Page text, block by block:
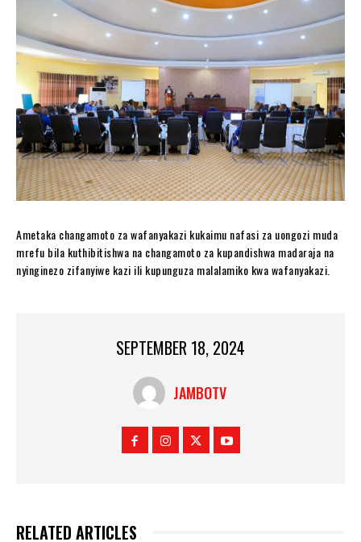
Ametaka changamoto za wafanyakazi kukaimu nafasi za uongozi muda
mrefu bila kuthibitishwa na changamoto za kupandishwa madaraja na
nyinginezo zifanyiwe kazi ili kupunguza malalamiko kwa wafanyakazi.
SEPTEMBER 18, 2024
JAMBOTV
RELATED ARTICLES